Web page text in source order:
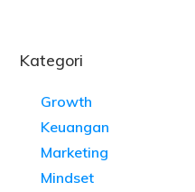
Kategori
Growth
Keuangan
Marketing
Mindset